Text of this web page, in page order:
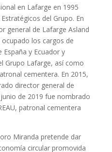
en Lafarge en 1995
del Grupo. En
general de Lafarge Asland
ocupado los cargos de
y Ecuador y
Grupo Lafarge, así como
cementera. En 2015,
director general de
de 2019 fue nombrado
patronal cementera
Miranda pretende dar
circular promovida